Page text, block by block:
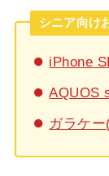
シニア向け
iPhone
AQUOS
ガラケ